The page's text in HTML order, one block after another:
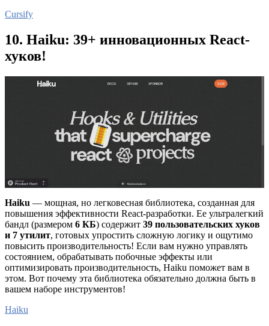
Cursify
10. Haiku: 39+ инновационных React-
хуков!
Haiku — мощная, но легковесная библиотека, созданная для
повышения эффективности React-разработки. Ее ультралегкий
бандл (размером 6 КБ) содержит 39 пользовательских хуков
и 7 утилит, готовых упростить сложную логику и ощутимо
повысить производительность! Если вам нужно управлять
состоянием, обрабатывать побочные эффекты или
оптимизировать производительность, Haiku поможет вам в
этом. Вот почему эта библиотека обязательно должна быть в
вашем наборе инструментов!
Haiku